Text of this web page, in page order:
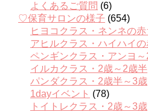
よくあるご質問 (6)
♡保育サロンの様子 (654)
ヒヨコクラス・ネンネの
アヒルクラス・ハイハイ
ペンギンクラス・アンヨ
イルカクラス・2歳～2歳半
パンダクラス・2歳半～3歳
1dayイベント (78)
トイトレクラス・2歳～3歳